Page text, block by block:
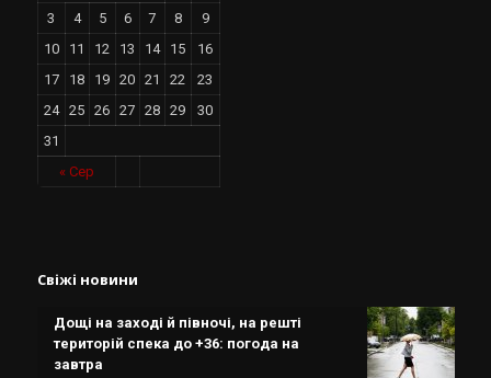
« Сер
3
4 5 6 7 8
9
10
11 12 13 14 15
16
17
18 19 20 21 22
23
24
25 26 27 28 29
30
31
Свіжі новини
Дощі на заході й півночі, на решті
територій спека до +36: погода на
завтра